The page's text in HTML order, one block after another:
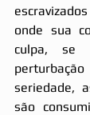
onde sua
culpa, se
seriedade,
são